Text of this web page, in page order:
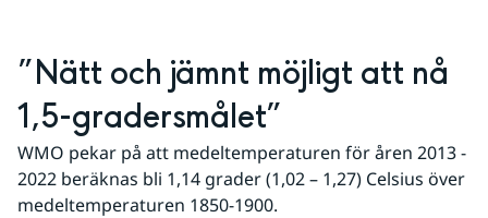
”Nätt och jämnt möjligt att nå
1,5-gradersmålet”
WMO pekar på att medeltemperaturen för åren 2013 -
2022 beräknas bli 1,14 grader (1,02 – 1,27) Celsius över
medeltemperaturen 1850-1900.